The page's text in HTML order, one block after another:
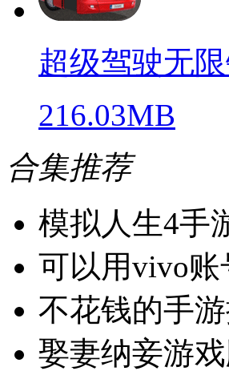
超级驾驶无
216.03MB
合集推荐
模拟人生4手
可以用vivo
不花钱的手
娶妻纳妾游